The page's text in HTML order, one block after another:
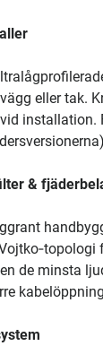
eller tak.
&
de minsta